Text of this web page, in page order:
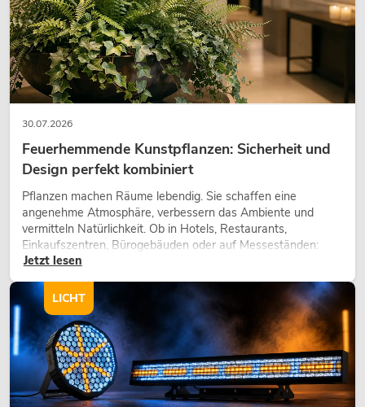
30.07.2026
Feuerhemmende Kunstpflanzen: Sicherheit und
Design perfekt kombiniert
Pflanzen machen Räume lebendig. Sie schaffen eine
angenehme Atmosphäre, verbessern das Ambiente und
vermitteln Natürlichkeit. Ob in Hotels, Restaurants,
Einkaufszentren, Bürogebäuden oder auf Messeständen:
eine hochwertige Begrünung gehört heute längst zum
Jetzt lesen
LICHT